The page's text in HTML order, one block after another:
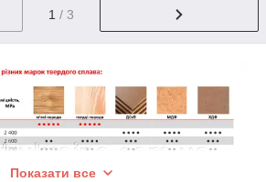
1 / 3
Показати все